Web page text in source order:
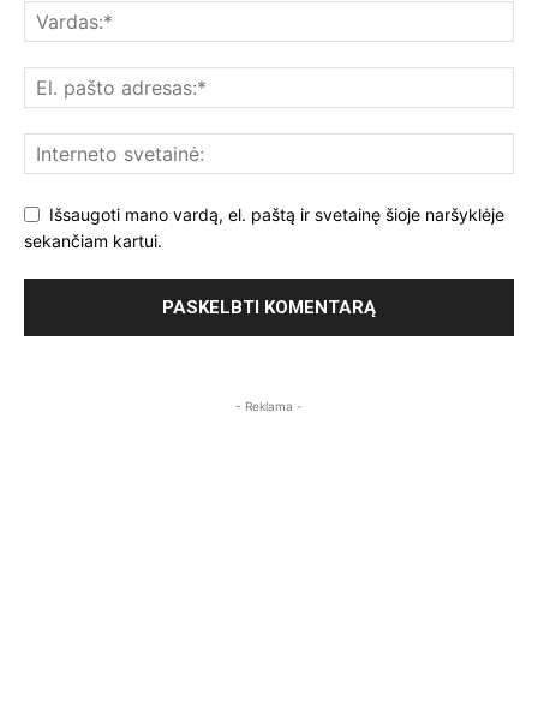
Išsaugoti mano vardą, el. paštą ir svetainę šioje naršyklėje
sekančiam kartui.
- Reklama -